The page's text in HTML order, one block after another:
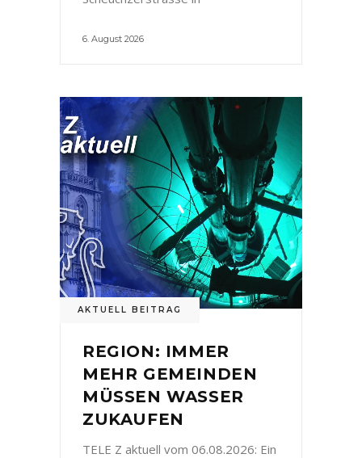
6. August 2026
AKTUELL BEITRAG
REGION: IMMER
MEHR GEMEINDEN
MÜSSEN WASSER
ZUKAUFEN
TELE Z aktuell vom 06.08.2026: Ein